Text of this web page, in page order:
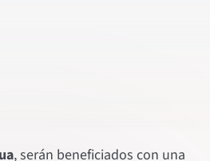
, serán beneficiados con una